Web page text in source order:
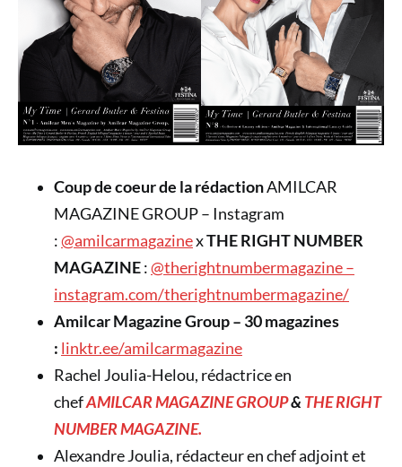
Coup de coeur de la rédactionAMILCAR
MAGAZINE GROUP – Instagram
:@amilcarmagazinexTHE RIGHT NUMBER
MAGAZINE:@therightnumbermagazine –
instagram.com/therightnumbermagazine/
Amilcar Magazine Group – 30 magazines
: linktr.ee/amilcarmagazine
Rachel Joulia-Helou, rédactrice en
chefAMILCAR MAGAZINE GROUP& THE RIGHT
NUMBER MAGAZINE.
Alexandre Joulia, rédacteur en chef adjoint et